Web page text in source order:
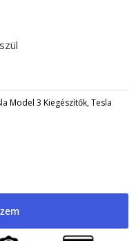
Model 3 Kiegészítők,Tesla